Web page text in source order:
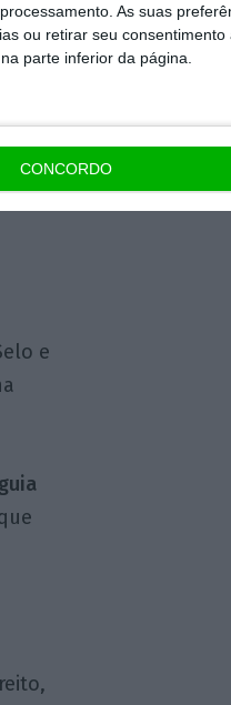
As suas
ou retirar seu consentimento
parte inferior da página.
CONCORDO
e